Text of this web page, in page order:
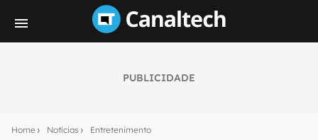
PUBLICIDADE
Home Notícias Entretenimento
notícias e reviews sobre tecnologia em primeira